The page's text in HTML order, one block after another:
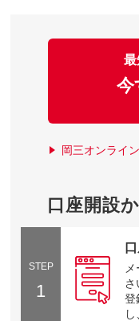
今
岡三オンライ
口座開設
STEP
1
さ
登